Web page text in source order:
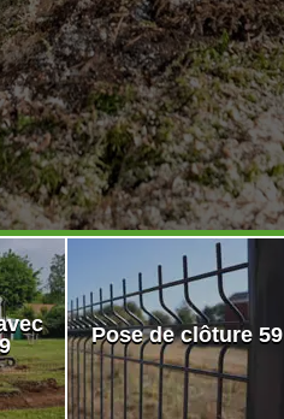
Pose de clôture 59